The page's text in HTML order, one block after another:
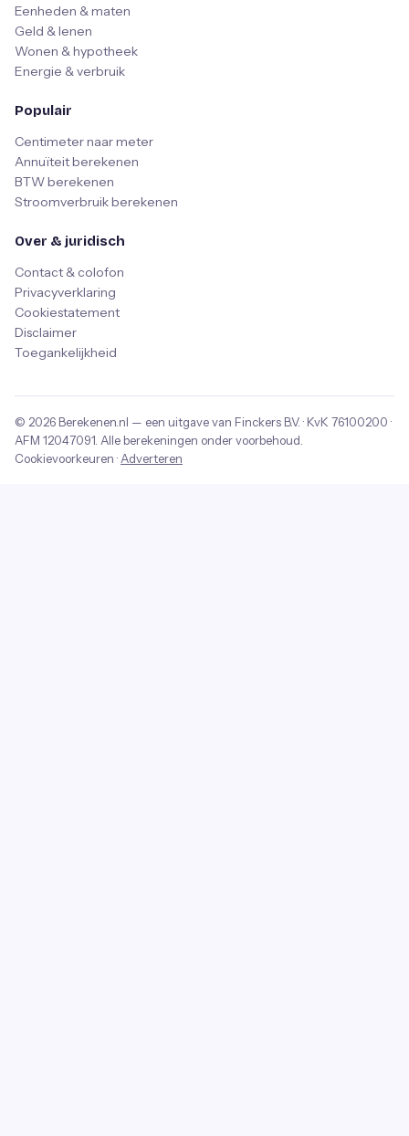
Eenheden & maten
Geld & lenen
Wonen & hypotheek
Energie & verbruik
Populair
Centimeter naar meter
Annuïteit berekenen
BTW berekenen
Stroomverbruik berekenen
Over & juridisch
Contact & colofon
Privacyverklaring
Cookiestatement
Disclaimer
Toegankelijkheid
© 2026 Berekenen.nl — een uitgave van Finckers B.V. · KvK 76100200 ·
AFM 12047091 . Alle berekeningen onder voorbehoud.
Cookievoorkeuren · Adverteren